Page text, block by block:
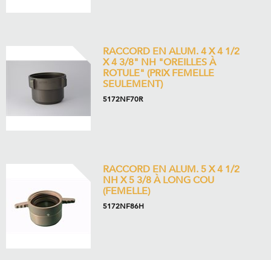
RACCORD EN ALUM. 4 X 4 1/2
X 4 3/8" NH "OREILLES À
ROTULE" (PRIX FEMELLE
SEULEMENT)
5172NF70R
RACCORD EN ALUM. 5 X 4 1/2
NH X 5 3/8 À LONG COU
(FEMELLE)
5172NF86H